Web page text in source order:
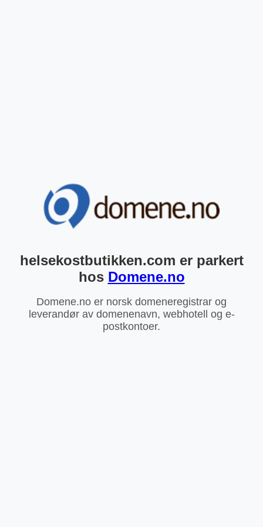
helsekostbutikken.com er parkert
hos Domene.no
Domene.no er norsk domeneregistrar og
leverandør av domenenavn, webhotell og e-
postkontoer.